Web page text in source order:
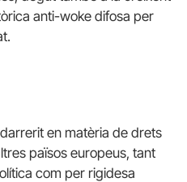
anti-woke difosa per
en matèria de drets
països europeus, tant
com per rigidesa